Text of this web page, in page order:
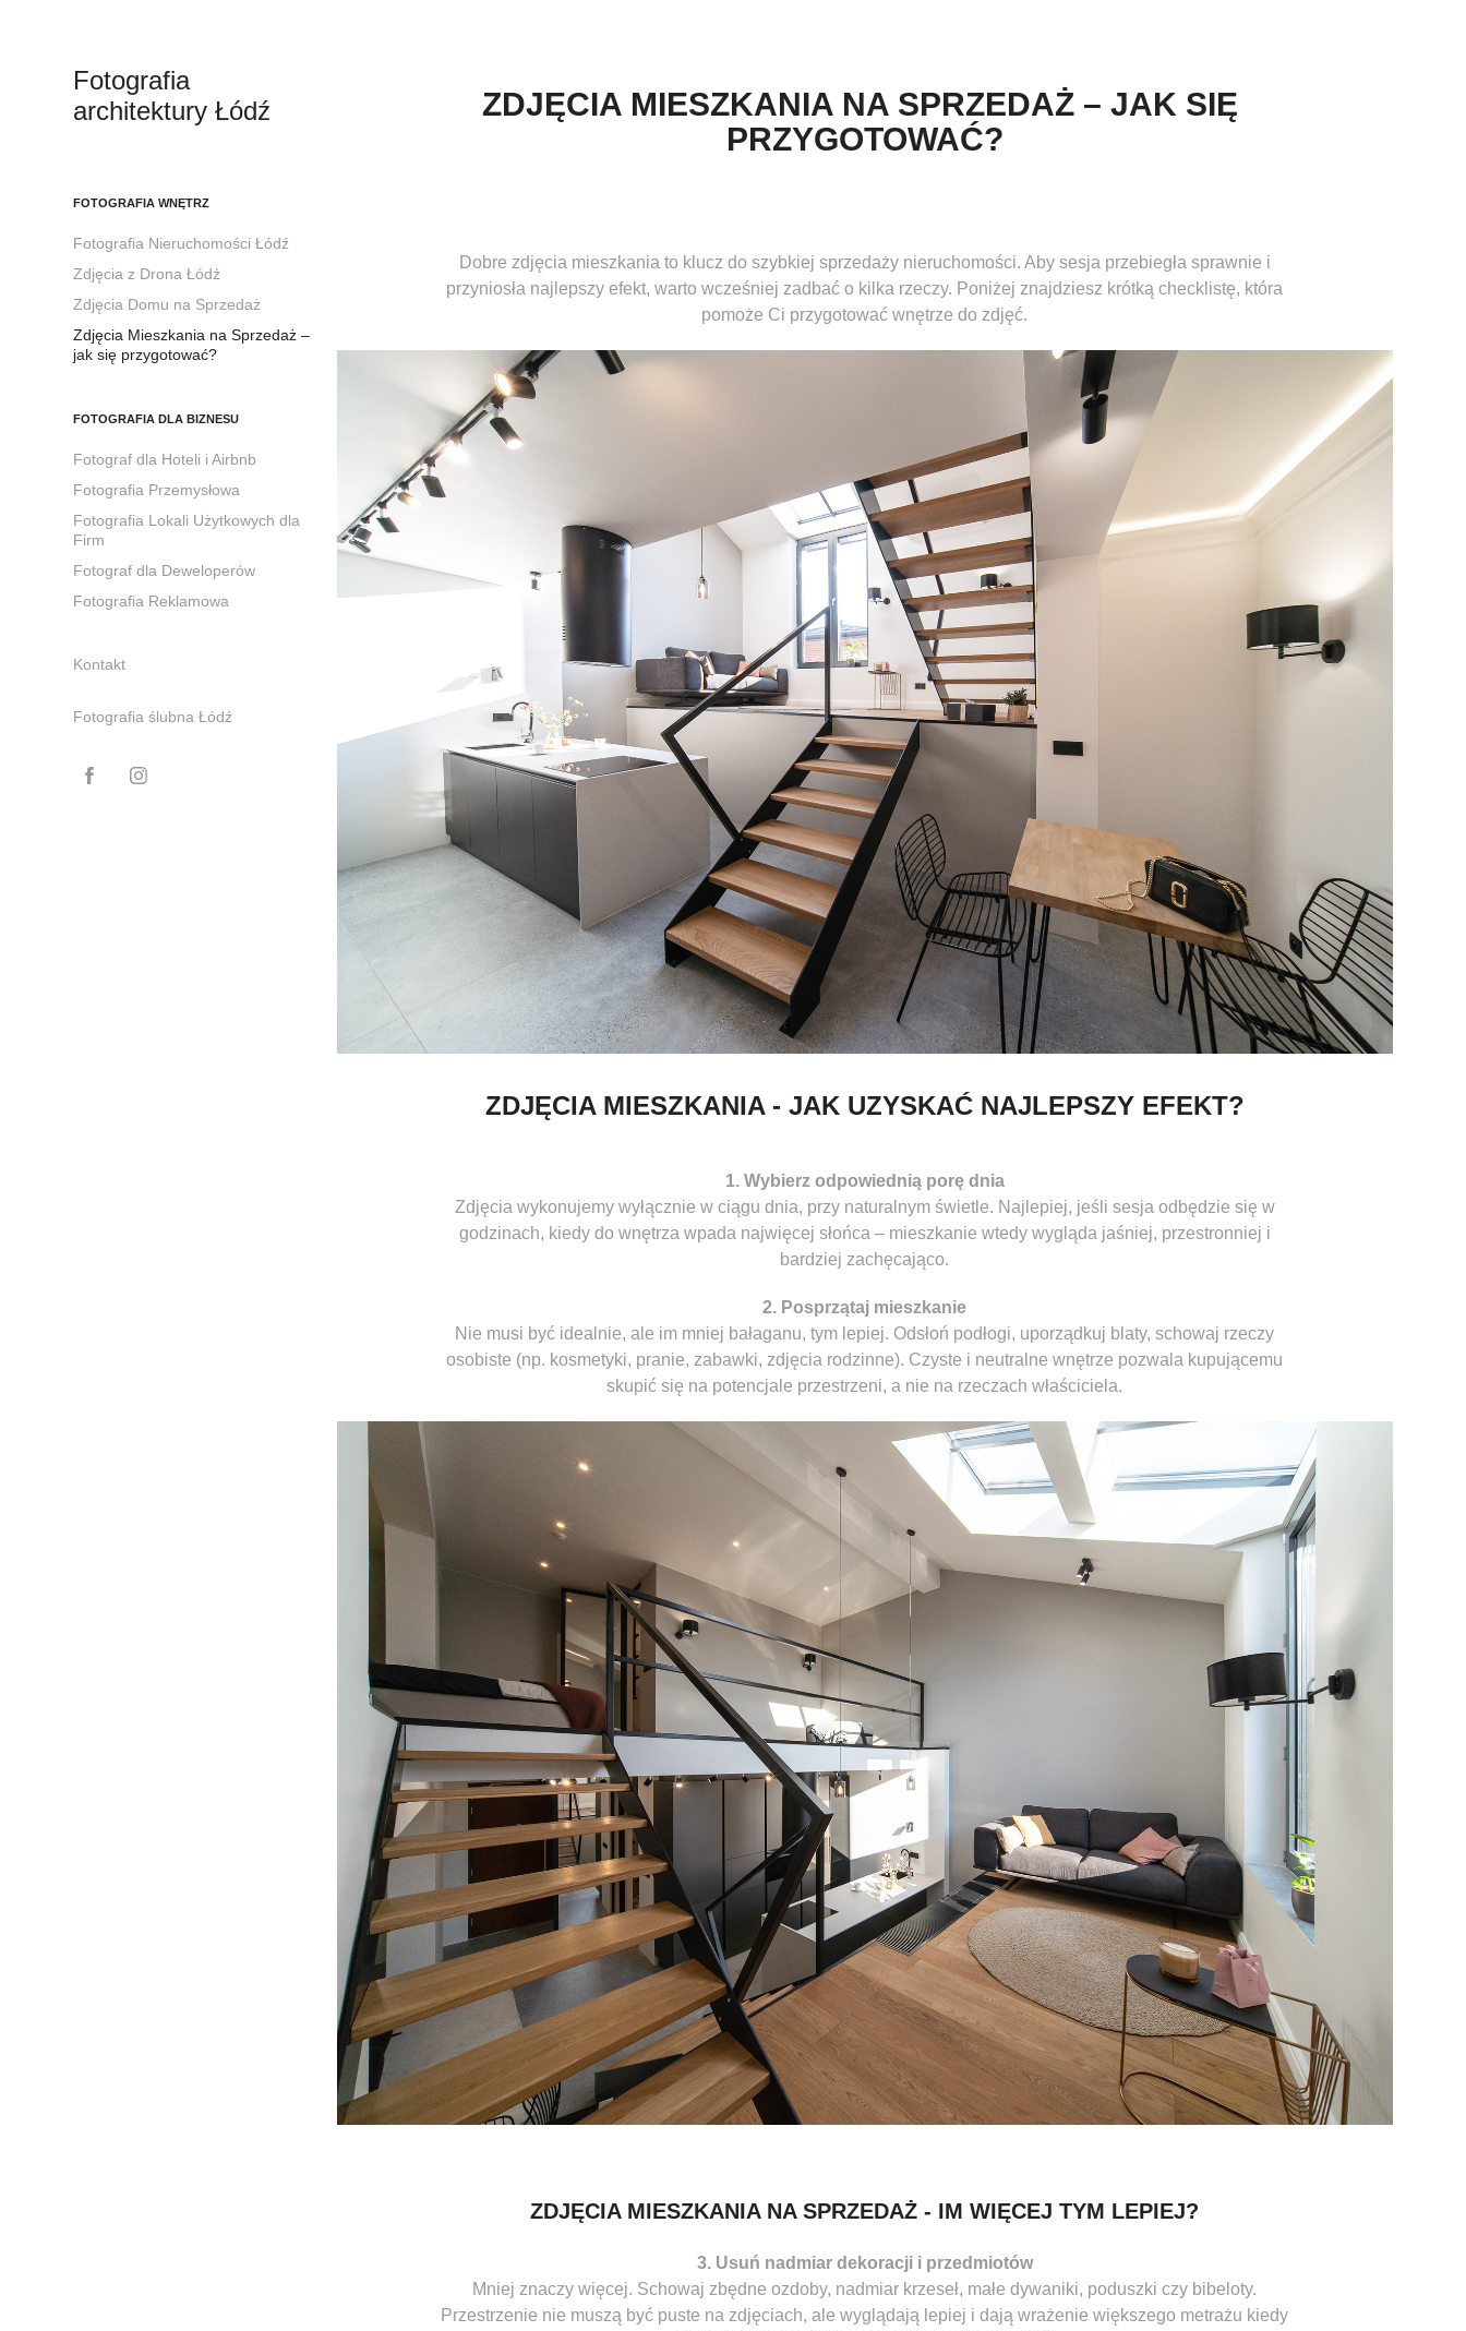
Fotografia
architektury Łódź
FOTOGRAFIA WNĘTRZ
Fotografia Nieruchomości Łódź
Zdjęcia z Drona Łódź
Zdjęcia Domu na Sprzedaż
Zdjęcia Mieszkania na Sprzedaż –
jak się przygotować?
FOTOGRAFIA DLA BIZNESU
Fotograf dla Hoteli i Airbnb
Fotografia Przemysłowa
Fotografia Lokali Użytkowych dla
Firm
Fotograf dla Deweloperów
Fotografia Reklamowa
Kontakt
Fotografia ślubna Łódź
ZDJĘCIA MIESZKANIA NA SPRZEDAŻ – JAK SIĘ
PRZYGOTOWAĆ?
Dobre zdjęcia mieszkania to klucz do szybkiej sprzedaży nieruchomości. Aby sesja przebiegła sprawnie i
przyniosła najlepszy efekt, warto wcześniej zadbać o kilka rzeczy. Poniżej znajdziesz krótką checklistę, która
pomoże Ci przygotować wnętrze do zdjęć.
ZDJĘCIA MIESZKANIA - JAK UZYSKAĆ NAJLEPSZY EFEKT?
1. Wybierz odpowiednią porę dnia
Zdjęcia wykonujemy wyłącznie w ciągu dnia, przy naturalnym świetle. Najlepiej, jeśli sesja odbędzie się w
godzinach, kiedy do wnętrza wpada najwięcej słońca – mieszkanie wtedy wygląda jaśniej, przestronniej i
bardziej zachęcająco.
2. Posprzątaj mieszkanie
Nie musi być idealnie, ale im mniej bałaganu, tym lepiej. Odsłoń podłogi, uporządkuj blaty, schowaj rzeczy
osobiste (np. kosmetyki, pranie, zabawki, zdjęcia rodzinne). Czyste i neutralne wnętrze pozwala kupującemu
skupić się na potencjale przestrzeni, a nie na rzeczach właściciela.
ZDJĘCIA MIESZKANIA NA SPRZEDAŻ - IM WIĘCEJ TYM LEPIEJ?
3. Usuń nadmiar dekoracji i przedmiotów
Mniej znaczy więcej. Schowaj zbędne ozdoby, nadmiar krzeseł, małe dywaniki, poduszki czy bibeloty.
Przestrzenie nie muszą być puste na zdjęciach, ale wyglądają lepiej i dają wrażenie większego metrażu kiedy